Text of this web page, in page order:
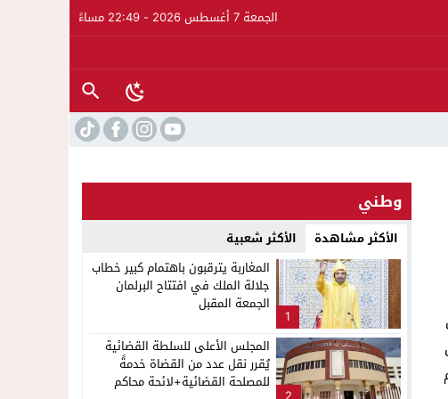
الجمعة 7 أغسطس 2026 - 22:49 مساءً
وطني
الأكثر مشاهدة الأكثر شعبية
1
المغاربة يترقبون باهتمام كبير خطاب
جلالة الملك في افتتاح البرلمان
الجمعة المقبل
المجلس الأعلى للسلطة القضائية
يُقرر نقل عدد من القضاة خدمةً
للمصلحة القضائية+لائحة محاكم